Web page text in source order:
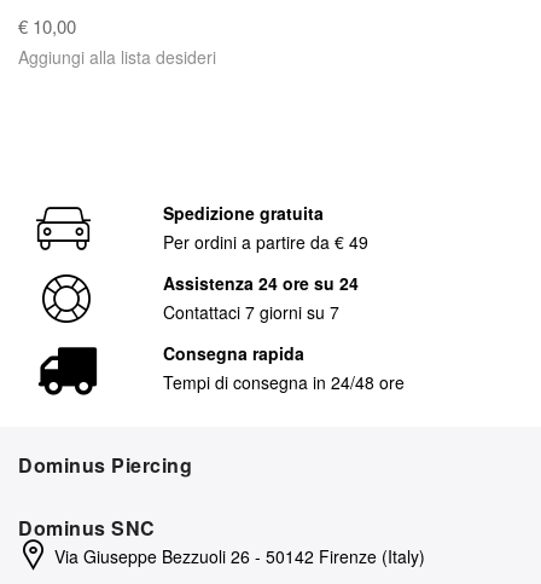
€ 10,00
Aggiungi alla lista desideri
Spedizione gratuita
Per ordini a partire da € 49
Assistenza 24 ore su 24
Contattaci 7 giorni su 7
Consegna rapida
Tempi di consegna in 24/48 ore
Dominus Piercing
Dominus SNC
Via Giuseppe Bezzuoli 26 - 50142 Firenze (Italy)